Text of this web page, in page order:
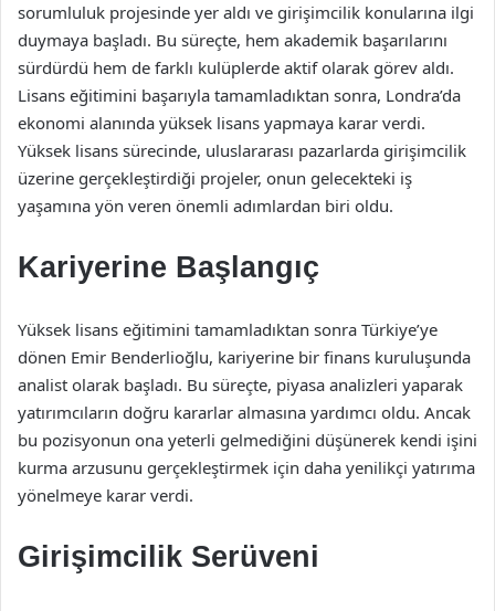
sorumluluk projesinde yer aldı ve girişimcilik konularına ilgi
duymaya başladı. Bu süreçte, hem akademik başarılarını
sürdürdü hem de farklı kulüplerde aktif olarak görev aldı.
Lisans eğitimini başarıyla tamamladıktan sonra, Londra’da
ekonomi alanında yüksek lisans yapmaya karar verdi.
Yüksek lisans sürecinde, uluslararası pazarlarda girişimcilik
üzerine gerçekleştirdiği projeler, onun gelecekteki iş
yaşamına yön veren önemli adımlardan biri oldu.
Kariyerine Başlangıç
Yüksek lisans eğitimini tamamladıktan sonra Türkiye’ye
dönen Emir Benderlioğlu, kariyerine bir finans kuruluşunda
analist olarak başladı. Bu süreçte, piyasa analizleri yaparak
yatırımcıların doğru kararlar almasına yardımcı oldu. Ancak
bu pozisyonun ona yeterli gelmediğini düşünerek kendi işini
kurma arzusunu gerçekleştirmek için daha yenilikçi yatırıma
yönelmeye karar verdi.
Girişimcilik Serüveni